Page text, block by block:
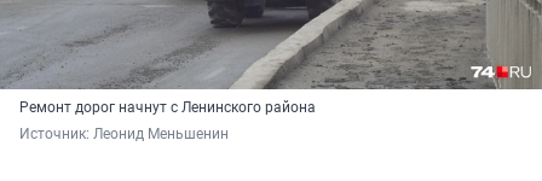
Ремонт дорог начнут с Ленинского района
Источник: Леонид Меньшенин